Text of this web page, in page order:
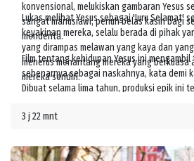
konvensional, melukiskan gambaran Yesus
sangat manusiawi, penuh belas kasih bagi
menderita.
Lukas melihat Yesus sebagai 'Juru Selamat'
keyakinan mereka, selalu berada di pihak
yang dirampas melawan yang kaya dan
menerus menantang mereka yang berkuasa
mereka sendiri.
Film tentang kehidupan Yesus ini
sebenarnya sebagai naskahnya, kata demi
Dibuat selama lima tahun, produksi epik ini
unik dan sangat autentik.
3 j 22 mnt